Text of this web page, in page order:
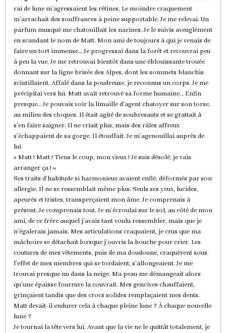
rai de lune m’agressaient les rétines. Le moindre craquement
m’arrachait des souffrances à peine supportable. Je me relevai. Un
parfum musqué me chatouillait les narines. Je le suivis aveuglément
en scandant le nom de Matt. Mon ami de toujours à qui je venais de
faire un tort immense… Je progressai dans la forêt et recouvrai peu
à peu la vue. Je me retrouvai bientôt dans une éblouissante trouée
donnant sur la ligne brisée des Alpes, dont les sommets blanchis
scintillaient. Affalé dans la poudreuse, je reconnus un corps. Je me
précipitai vers lui. Matt avait retrouvé sa forme humaine… Enfin
presque… Je pouvais voir la limaille d’agent chatoyer sur son torse,
au milieu des cloques. Il était agité de soubresauts et se grattait à
s’en faire saigner. Il ne criait plus, mais des râles affreux
s’échappaient de sa gorge. Il étouffait. Je m’agenouillai auprès de
lui.
« Matt ! Matt ! Tiens le coup, mon vieux ! Je suis désolé, je vais
arranger ça ! »
Ses traits d’habitude si harmonieux avaient enflé, déformés par son
allergie. Il ne se ressemblait même plus. Seuls ses yeux, lucides,
apeurés et tristes, transperçaient mon âme. Je comprenais à
présent. Je comprenais tout. Je m’écroulai sur le sol, au côté de mon
ami, de ce frère auquel j’avais tant voulu ressembler, mais que je
n’égalerais jamais. Mes articulations craquaient, je crus que ma
mâchoire se détachait lorsque j’ouvris la bouche pour crier. Les
coutures de mes vêtements, puis de ma doudoune, craquèrent sous
l’effet de mes membres qui se tordaient, s’allongeaient. Je me
trouvai presque nu dans la neige. Ma peau me démangeait alors
qu’une épaisse fourrure la couvrait. Mes gencives chauffaient,
grinçaient tandis que des crocs solides remplaçaient mes dents.
Matt devait-il endurer cela à chaque pleine lune ? À chaque nouvelle
lune ?
Je tournai la tête vers lui. Avant que la vie ne le quittât totalement, je